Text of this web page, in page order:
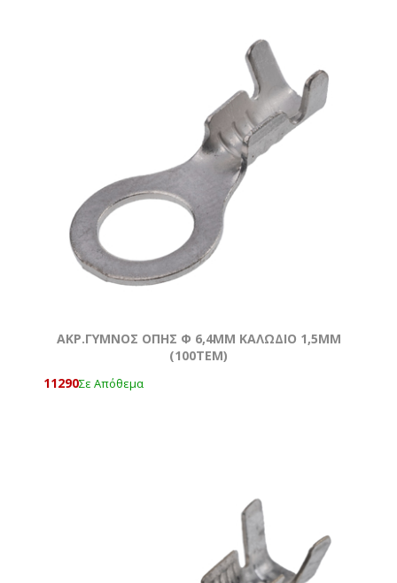
ΑΚΡ.ΓΥΜΝΟΣ ΟΠΗΣ Φ 6,4MM ΚΑΛΩΔΙΟ 1,5ΜΜ
(100ΤΕΜ)
11290Σε Απόθεμα